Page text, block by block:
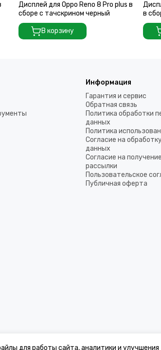
Дисплей для Oppo Reno 8 Pro plus в
сборе с тачскрином черный
В корзину
в
Информация
Гарантия и сервис
Обратная связь
Политика обработки
данных
Политика
Согласие на
данных
Согласие на
рассылки
Пользовательское
Публичная оферта
для работы сайта, аналитики и улучшения